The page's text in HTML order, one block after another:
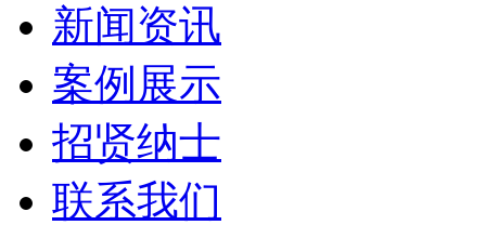
新闻资讯
案例展示
招贤纳士
联系我们